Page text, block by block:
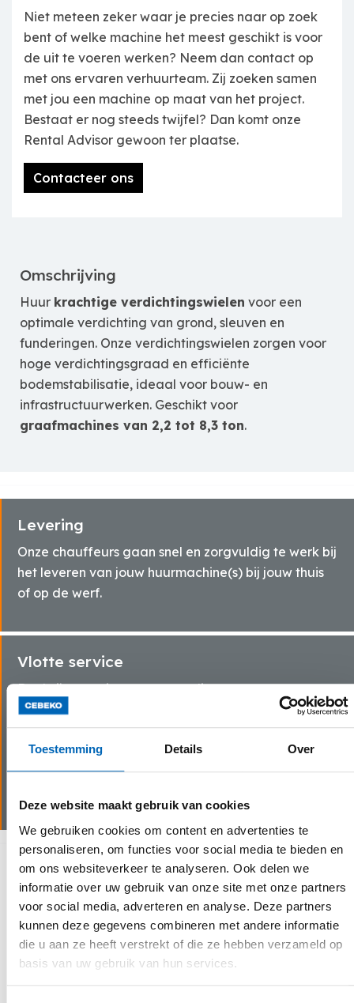
Toestemming Details Over
Deze website maakt gebruik van cookies
We gebruiken cookies om content en advertenties te
personaliseren, om functies voor social media te bieden en
om ons websiteverkeer te analyseren. Ook delen we
informatie over uw gebruik van onze site met onze partners
voor social media, adverteren en analyse. Deze partners
kunnen deze gegevens combineren met andere informatie
die u aan ze heeft verstrekt of die ze hebben verzameld op
basis van uw gebruik van hun services.
Niet meteen zeker waar je precies naar op zoek
bent of welke machine het meest geschikt is voor
de uit te voeren werken? Neem dan contact op
met ons ervaren verhuurteam. Zij zoeken samen
met jou een machine op maat van het project.
Bestaat er nog steeds twijfel? Dan komt onze
Rental Advisor gewoon ter plaatse.
Contacteer ons
Omschrijving
Huur krachtige verdichtingswielen voor een
optimale verdichting van grond, sleuven en
funderingen. Onze verdichtingswielen zorgen voor
hoge verdichtingsgraad en efficiënte
bodemstabilisatie, ideaal voor bouw- en
infrastructuurwerken. Geschikt voor
graafmachines van 2,2 tot 8,3 ton.
Levering
Onze chauffeurs gaan snel en zorgvuldig te werk bij
het leveren van jouw huurmachine(s) bij jouw thuis
of op de werf.
Vlotte service
Dankzij onze eigen transportdienst en
servicewagens kunnen wij steeds snel schakelen bij
last minute bestellingen of technische problemen.
Wij beschikken over goed uitgeruste servicewagens
voor assistentie op locatie en garanderen zo een
Waarom kiezen voor CEBEKO